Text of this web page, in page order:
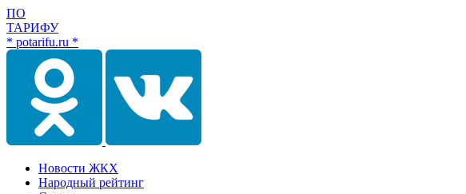
ПО
ТАРИФУ
* potarifu.ru *
Новости ЖКХ
Народный рейтинг